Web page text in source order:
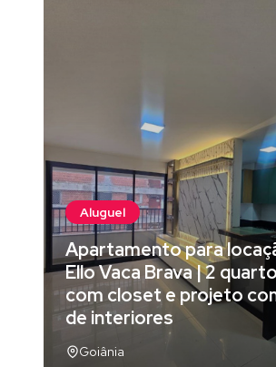
Aluguel
Apartamento para
Ello Vaca Brava | 2
com closet e projeto
de interiores
Goiânia